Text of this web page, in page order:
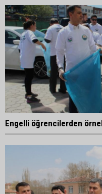
Engelli öğrencilerden